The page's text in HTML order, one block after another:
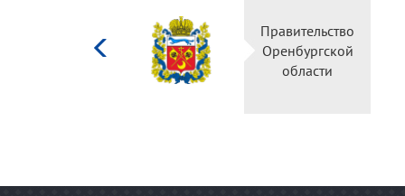
культуры
Российской
федерации